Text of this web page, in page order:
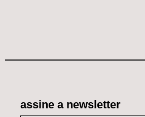
assine a newsletter